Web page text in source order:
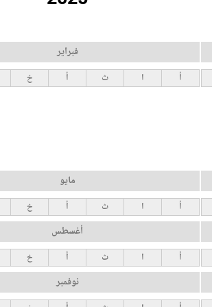
فبراير
أ ا ث أ خ
مايو
أ ا ث أ خ
أغسطس
أ ا ث أ خ
نوفمبر